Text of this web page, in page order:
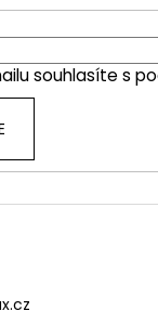
souhlasíte s